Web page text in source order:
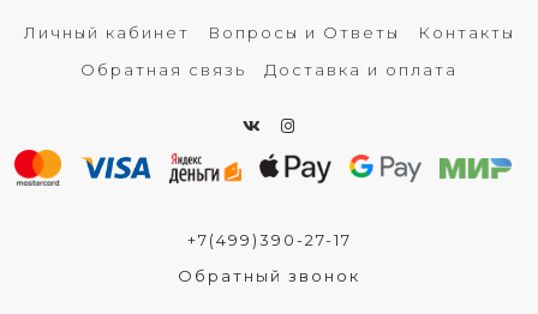
Личный кабинет Вопросы и Ответы
Контакты
Обратная связь
Доставка и оплата
+7(499)390-27-17
Обратный звонок